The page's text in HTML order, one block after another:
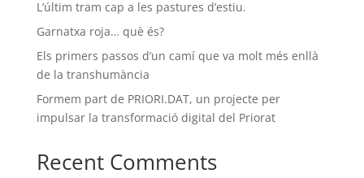
L’últim tram cap a les pastures d’estiu.
Garnatxa roja… què és?
Els primers passos d’un camí que va molt més enllà
de la transhumància
Formem part de PRIORI.DAT, un projecte per
impulsar la transformació digital del Priorat
Recent Comments